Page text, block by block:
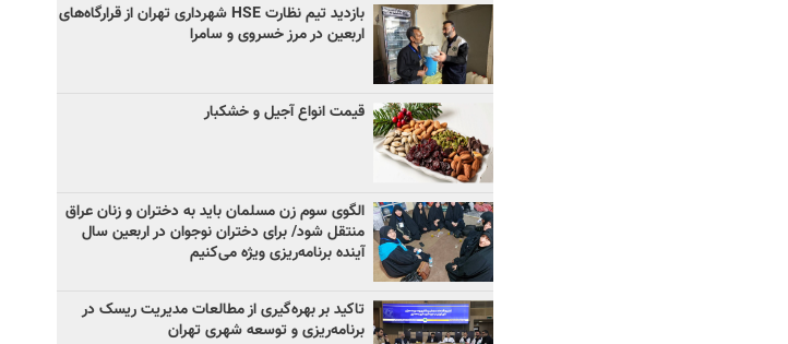
بازدید تیم نظارت HSE شهرداری تهران از قرارگاه‌های
اربعین در مرز خسروی و سامرا
قیمت انواع آجیل و خشکبار
الگوی سوم زن مسلمان باید به دختران و زنان عراق
منتقل شود/ برای دختران نوجوان در اربعین سال
آینده برنامه‌ریزی ویژه می‌کنیم
تاکید بر بهره‌گیری از مطالعات مدیریت ریسک در
برنامه‌ریزی و توسعه شهری تهران